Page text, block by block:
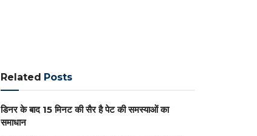
Related Posts
डिनर के बाद 15 मिनट की सैर है पेट की समस्याओं का
समाधान